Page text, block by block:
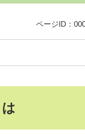
ページID：